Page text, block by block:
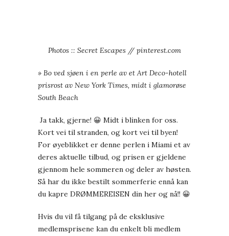
Photos :: Secret Escapes // pinterest.com
» Bo ved sjøen i en perle av et Art Deco-hotell
prisrost av New York Times, midt i glamorøse
South Beach
Ja takk, gjerne! 😀 Midt i blinken for oss.
Kort vei til stranden, og kort vei til byen!
For øyeblikket er denne perlen i Miami et av
deres aktuelle tilbud, og prisen er gjeldene
gjennom hele sommeren og deler av høsten.
Så har du ikke bestilt sommerferie ennå kan
du kapre DRØMMEREISEN din her og nå!! 😀
Hvis du vil få tilgang på de eksklusive
medlemsprisene kan du enkelt bli medlem